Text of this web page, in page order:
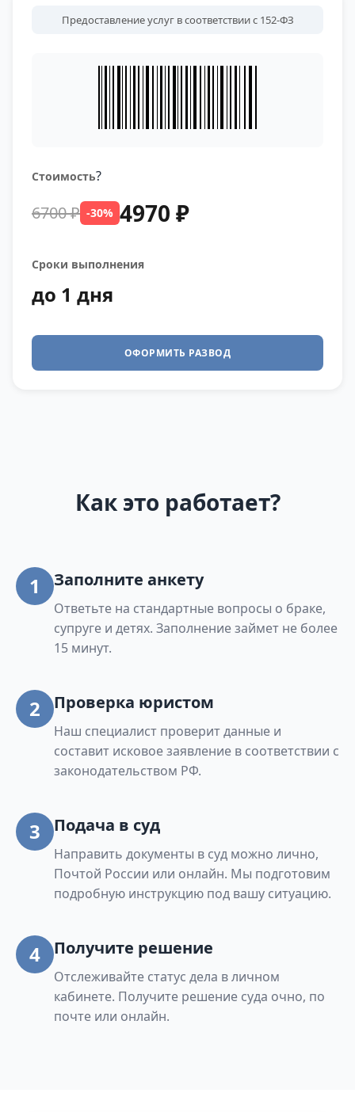
Предоставление услуг в соответствии с 152-ФЗ
Стоимость?
6700 ₽ -30% 4970 ₽
Сроки выполнения
до 1 дня
ОФОРМИТЬ РАЗВОД
Как это работает?
1 Заполните анкету
Ответьте на стандартные вопросы о браке,
супруге и детях. Заполнение займет не более
15 минут.
2 Проверка юристом
Наш специалист проверит данные и
составит исковое заявление в соответствии с
законодательством РФ.
3 Подача в суд
Направить документы в суд можно лично,
Почтой России или онлайн. Мы подготовим
подробную инструкцию под вашу ситуацию.
4 Получите решение
Отслеживайте статус дела в личном
кабинете. Получите решение суда очно, по
почте или онлайн.